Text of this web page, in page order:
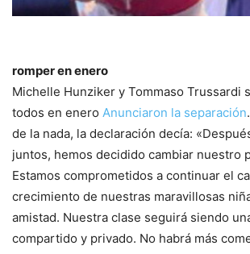
romper en enero
Michelle Hunziker y Tommaso Trussardi
todos en enero Anunciaron la separación
de la nada, la declaración decía:
juntos, hemos decidido cambiar nuestro
Estamos comprometidos a continuar el
crecimiento de nuestras maravillosas
amistad. Nuestra clase seguirá siendo
compartido y privado. No habrá más